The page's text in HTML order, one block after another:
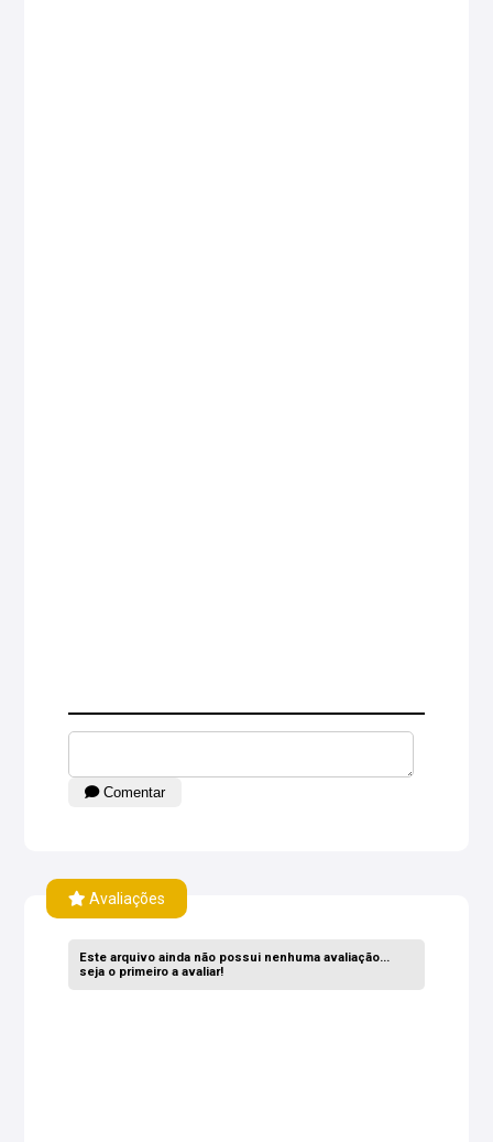
Comentar
Avaliações
Este arquivo ainda não possui nenhuma avaliação...
seja o primeiro a avaliar!